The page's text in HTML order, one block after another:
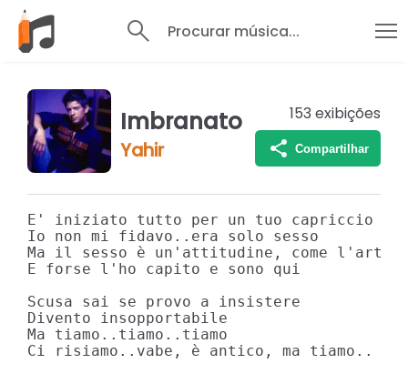
Procurar música...
Imbranato
Yahir
153 exibições
Compartilhar
E' iniziato tutto per un tuo capriccio
Io non mi fidavo..era solo sesso
Ma il sesso è un'attitudine, come l'arte
E forse l'ho capito e sono qui
Scusa sai se provo a insistere
Divento insopportabile
Ma tiamo..tiamo..tiamo
Ci risiamo..vabe, è antico, ma tiamo..